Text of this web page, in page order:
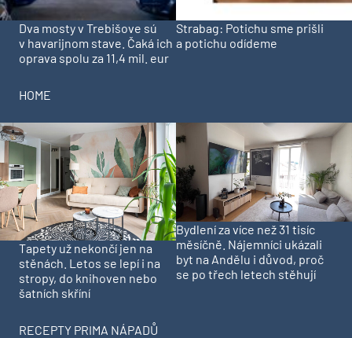
Dva mosty v Trebišove sú
v havarijnom stave. Čaká ich
oprava spolu za 11,4 mil. eur
Strabag: Potichu sme prišli
a potichu odídeme
HOME
Tapety už nekončí jen na
stěnách. Letos se lepí i na
stropy, do knihoven nebo
šatních skříní
Bydlení za více než 31 tisíc
měsíčně. Nájemníci ukázali
byt na Andělu i důvod, proč
se po třech letech stěhují
RECEPTY PRIMA NÁPADŮ